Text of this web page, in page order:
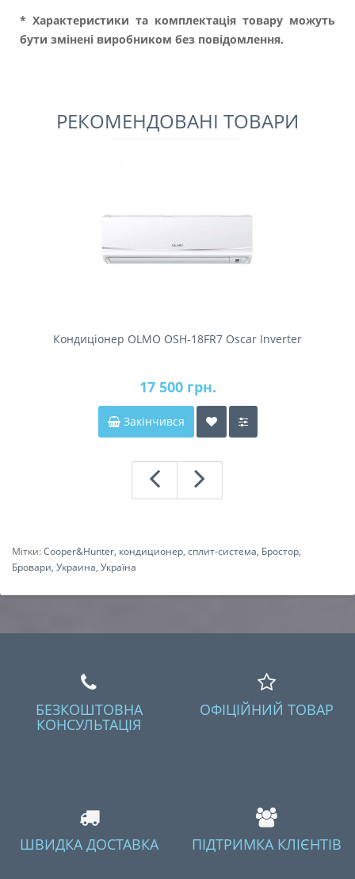
* Характеристики та комплектація товару можуть
бути змінені виробником без повідомлення.
РЕКОМЕНДОВАНІ ТОВАРИ
Кондиціонер OLMO OSH-18FR7 Oscar Inverter
17 500 грн.
Закінчився
Мітки:Cooper&Hunter, кондиционер, сплит-система, Бростор,
Бровари, Украина, Україна
БЕЗКОШТОВНА
КОНСУЛЬТАЦІЯ
ОФІЦІЙНИЙ ТОВАР
ШВИДКА ДОСТАВКА ПІДТРИМКА КЛІЄНТІВ